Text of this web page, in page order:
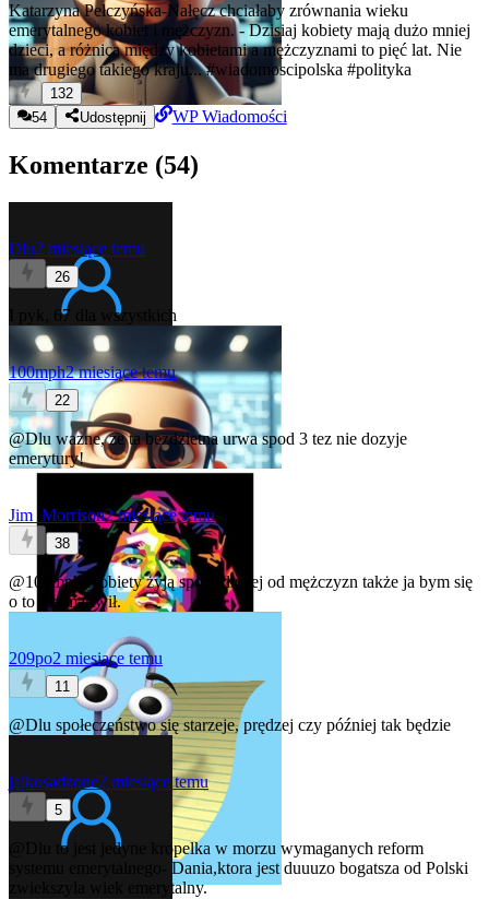
Katarzyna Pełczyńska-Nałęcz chciałaby zrównania wieku
emerytalnego kobiet i mężczyzn. - Dzisiaj kobiety mają dużo mniej
dzieci, a różnica między kobietami a mężczyznami to pięć lat. Nie
ma drugiego takiego kraju...#wiadomoscipolska #polityka
132
54
Udostępnij WP Wiadomości
Komentarze (54)
Dlu2 miesiące temu
26
I pyk, 67 dla wszystkich
100mph2 miesiące temu
22
@Dlu wazne, ze ta bezdzietna urwa spod 3 tez nie dozyje
emerytury!
Jim_Morrison2 miesiące temu
38
@100mph Kobiety żyją sporo dłużej od mężczyzn także ja bym się
o to nie martwił.
209po2 miesiące temu
11
@Dlu społeczeństwo się starzeje, prędzej czy później tak będzie
jajkosadzone2 miesiące temu
5
to jest jedyne kropelka w morzu wymaganych reform
systemu emerytalnego- Dania,ktora jest duuuzo bogatsza od Polski
zwiekszyla wiek emerytalny.